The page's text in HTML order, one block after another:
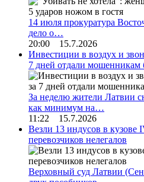
14 июля прокуратура
дело о…
20:00 15.7.2026
Инвестиции в воздух и
7 дней отдали мошенникам
За неделю жители Латвии
как минимум на…
11:22 15.7.2026
Везли 13 индусов в
перевозчиков нелегалов
Верховный суд Латвии